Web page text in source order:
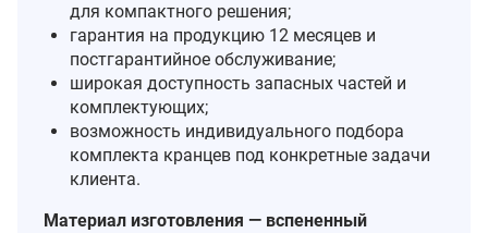
для компактного решения;
гарантия на продукцию 12 месяцев и
постгарантийное обслуживание;
широкая доступность запасных частей и
комплектующих;
возможность индивидуального подбора
комплекта кранцев под конкретные задачи
клиента.
Материал изготовления — вспененный